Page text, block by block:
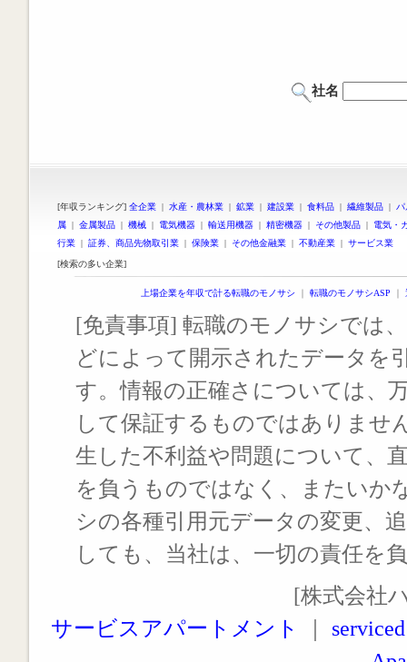
社名
[年収ランキング] 全企業 | 水産・農林業 | 鉱業 | 建設業 | 食料品 | 繊維製品 |
属 | 金属製品 | 機械 | 電気機器 | 輸送用機器 | 精密機器 | その他製品 | 電気・
行業 | 証券、商品先物取引業 | 保険業 | その他金融業 | 不動産業 | サービス業
[検索の多い企業]
上場企業を年収で計る転職のモノサシ ｜ 転職のモノサシASP ｜
[免責事項] 転職のモノサシでは
どによって開示されたデータを
す。情報の正確さについては、
して保証するものではありませ
生した不利益や問題について、
を負うものではなく、またいか
シの各種引用元データの変更、
しても、当社は、一切の責任を
[株式会社
サービスアパートメント